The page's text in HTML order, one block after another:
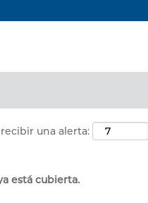
una alerta:
está cubierta.